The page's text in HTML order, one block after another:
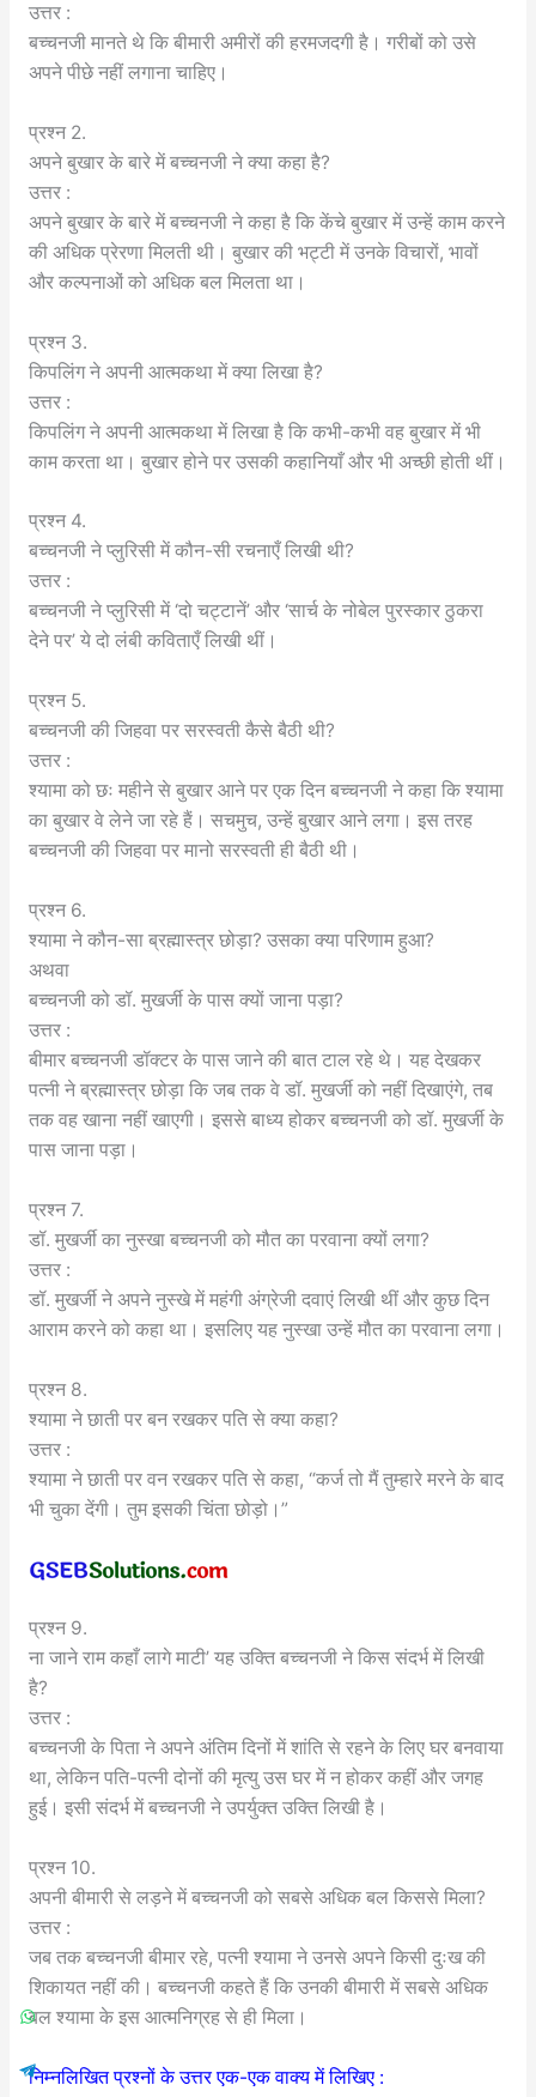
उत्तर :
बच्चनजी मानते थे कि बीमारी अमीरों की हरमजदगी है। गरीबों को उसे
अपने पीछे नहीं लगाना चाहिए।
प्रश्न 2.
अपने बुखार के बारे में बच्चनजी ने क्या कहा है?
उत्तर :
अपने बुखार के बारे में बच्चनजी ने कहा है कि केंचे बुखार में उन्हें काम करने
की अधिक प्रेरणा मिलती थी। बुखार की भट्टी में उनके विचारों, भावों
और कल्पनाओं को अधिक बल मिलता था।
प्रश्न 3.
किपलिंग ने अपनी आत्मकथा में क्या लिखा है?
उत्तर :
किपलिंग ने अपनी आत्मकथा में लिखा है कि कभी-कभी वह बुखार में भी
काम करता था। बुखार होने पर उसकी कहानियाँ और भी अच्छी होती थीं।
प्रश्न 4.
बच्चनजी ने प्लुरिसी में कौन-सी रचनाएँ लिखी थी?
उत्तर :
बच्चनजी ने प्लुरिसी में ‘दो चट्टानें’ और ‘सार्च के नोबेल पुरस्कार ठुकरा
देने पर’ ये दो लंबी कविताएँ लिखी थीं।
प्रश्न 5.
बच्चनजी की जिहवा पर सरस्वती कैसे बैठी थी?
उत्तर :
श्यामा को छः महीने से बुखार आने पर एक दिन बच्चनजी ने कहा कि श्यामा
का बुखार वे लेने जा रहे हैं। सचमुच, उन्हें बुखार आने लगा। इस तरह
बच्चनजी की जिहवा पर मानो सरस्वती ही बैठी थी।
प्रश्न 6.
श्यामा ने कौन-सा ब्रह्मास्त्र छोड़ा? उसका क्या परिणाम हुआ?
अथवा
बच्चनजी को डॉ. मुखर्जी के पास क्यों जाना पड़ा?
उत्तर :
बीमार बच्चनजी डॉक्टर के पास जाने की बात टाल रहे थे। यह देखकर
पत्नी ने ब्रह्मास्त्र छोड़ा कि जब तक वे डॉ. मुखर्जी को नहीं दिखाएंगे, तब
तक वह खाना नहीं खाएगी। इससे बाध्य होकर बच्चनजी को डॉ. मुखर्जी के
पास जाना पड़ा।
प्रश्न 7.
डॉ. मुखर्जी का नुस्खा बच्चनजी को मौत का परवाना क्यों लगा?
उत्तर :
डॉ. मुखर्जी ने अपने नुस्खे में महंगी अंग्रेजी दवाएं लिखी थीं और कुछ दिन
आराम करने को कहा था। इसलिए यह नुस्खा उन्हें मौत का परवाना लगा।
प्रश्न 8.
श्यामा ने छाती पर बन रखकर पति से क्या कहा?
उत्तर :
श्यामा ने छाती पर वन रखकर पति से कहा, “कर्ज तो मैं तुम्हारे मरने के बाद
भी चुका देंगी। तुम इसकी चिंता छोड़ो।”
प्रश्न 9.
ना जाने राम कहाँ लागे माटी’ यह उक्ति बच्चनजी ने किस संदर्भ में लिखी
है?
उत्तर :
बच्चनजी के पिता ने अपने अंतिम दिनों में शांति से रहने के लिए घर बनवाया
था, लेकिन पति-पत्नी दोनों की मृत्यु उस घर में न होकर कहीं और जगह
हुई। इसी संदर्भ में बच्चनजी ने उपर्युक्त उक्ति लिखी है।
प्रश्न 10.
अपनी बीमारी से लड़ने में बच्चनजी को सबसे अधिक बल किससे मिला?
उत्तर :
जब तक बच्चनजी बीमार रहे, पत्नी श्यामा ने उनसे अपने किसी दुःख की
शिकायत नहीं की। बच्चनजी कहते हैं कि उनकी बीमारी में सबसे अधिक
बल श्यामा के इस आत्मनिग्रह से ही मिला।
निम्नलिखित प्रश्नों के उत्तर एक-एक वाक्य में लिखिए :